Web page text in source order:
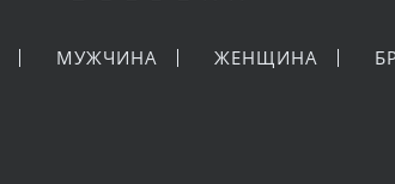
МУЖЧИНА ЖЕНЩИНА